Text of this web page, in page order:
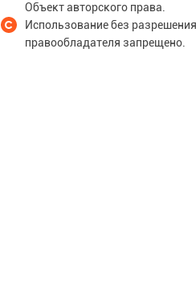
Объект авторского права.
Использование без разрешения
правообладателя запрещено.